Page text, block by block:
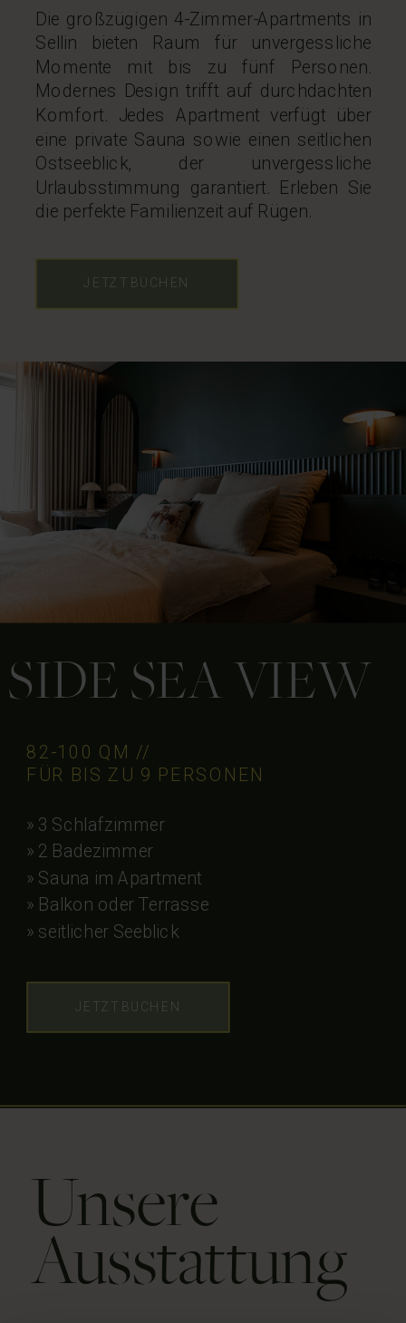
Die großzügigen 4-Zimmer-Apartments in
Sellin bieten Raum für unvergessliche
Momente mit bis zu fünf Personen.
Modernes Design trifft auf durchdachten
Komfort. Jedes Apartment verfügt über
eine private Sauna sowie einen seitlichen
Ostseeblick, der unvergessliche
Urlaubsstimmung garantiert. Erleben Sie
die perfekte Familienzeit auf Rügen.
JETZT BUCHEN
SIDE SEA VIEW
82-100 QM //
FÜR BIS ZU 9 PERSONEN
» 3 Schlafzimmer
» 2 Badezimmer
» Sauna im Apartment
» Balkon oder Terrasse
» seitlicher Seeblick
JETZT BUCHEN
Unsere
Ausstattung